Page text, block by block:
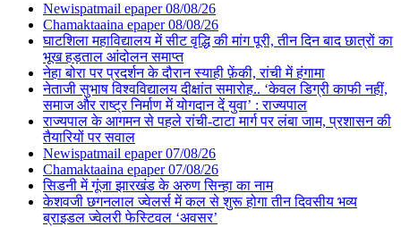
Newispatmail epaper 08/08/26
Chamaktaaina epaper 08/08/26
घाटशिला महाविद्यालय में सीट वृद्धि की मांग पूरी, तीन दिन बाद छात्रों का
भूख हड़ताल आंदोलन समाप्त
नेहा बोरा पर प्रदर्शन के दौरान स्याही फ़ेंकी, रांची में हंगामा
नेताजी सुभाष विश्वविद्यालय दीक्षांत समारोह.. ‘केवल डिग्री काफी नहीं,
समाज और राष्ट्र निर्माण में योगदान दें युवा’ : राज्यपाल
राज्यपाल के आगमन से पहले रांची-टाटा मार्ग पर लंबा जाम, प्रशासन की
तैयारियों पर सवाल
Newispatmail epaper 07/08/26
Chamaktaaina epaper 07/08/26
सिडनी में गूंजा झारखंड के अरुण सिन्हा का नाम
केशवजी छगनलाल ज्वेलर्स में कल से शुरू होगा तीन दिवसीय भव्य
ब्राइडल ज्वेलरी फेस्टिवल ‘अवसर’